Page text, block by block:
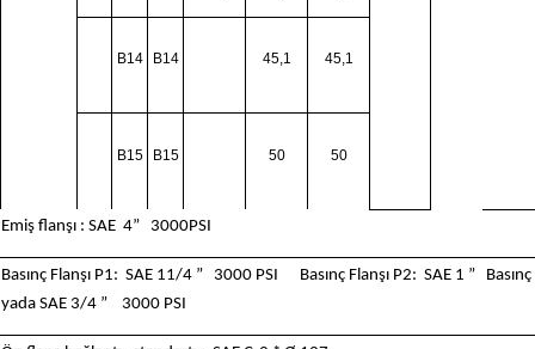
B14 B14 45,1 45,1
B15 B15 50 50
Emiş flanşı : SAE 4” 3000PSI
Basınç Flanşı P1: SAE 11/4 ” 3000 PSI Basınç Flanşı P2: SAE 1 ” Basınç
yada SAE 3/4 ” 3000 PSI